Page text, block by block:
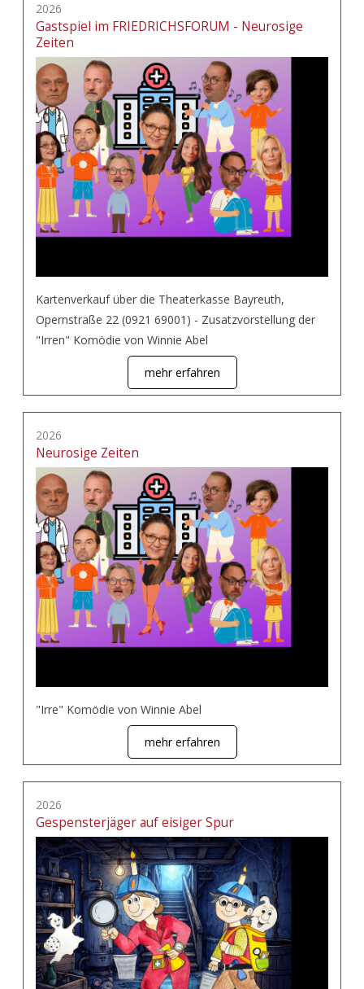
2026
Gastspiel im FRIEDRICHSFORUM - Neurosige
Zeiten
Kartenverkauf über die Theaterkasse Bayreuth,
Opernstraße 22 (0921 69001) - Zusatzvorstellung der
"Irren" Komödie von Winnie Abel
mehr erfahren
2026
Neurosige Zeiten
"Irre" Komödie von Winnie Abel
mehr erfahren
2026
Gespensterjäger auf eisiger Spur